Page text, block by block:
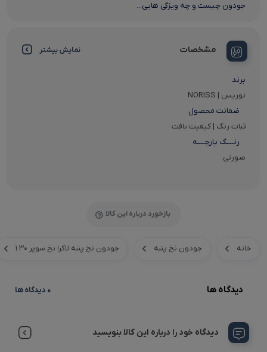
جودون چیست و چه ویژگی هایی...
مشخصات نمایش بیشتر
برند
نوریس | NORISS
ضمانت محصول
ثبات رنگ | کیفیت بافت
رنــــگ پارچــــه
صورتی
بازخورد درباره این کالا
خانه جودون نخ پنبه جودون نخ پنبه لاکرا نخ سوپر ۱.۳۰
دیدگاه ها 0 دیدگاه ها
دیدگاه خود را درباره این کالا بنویسید